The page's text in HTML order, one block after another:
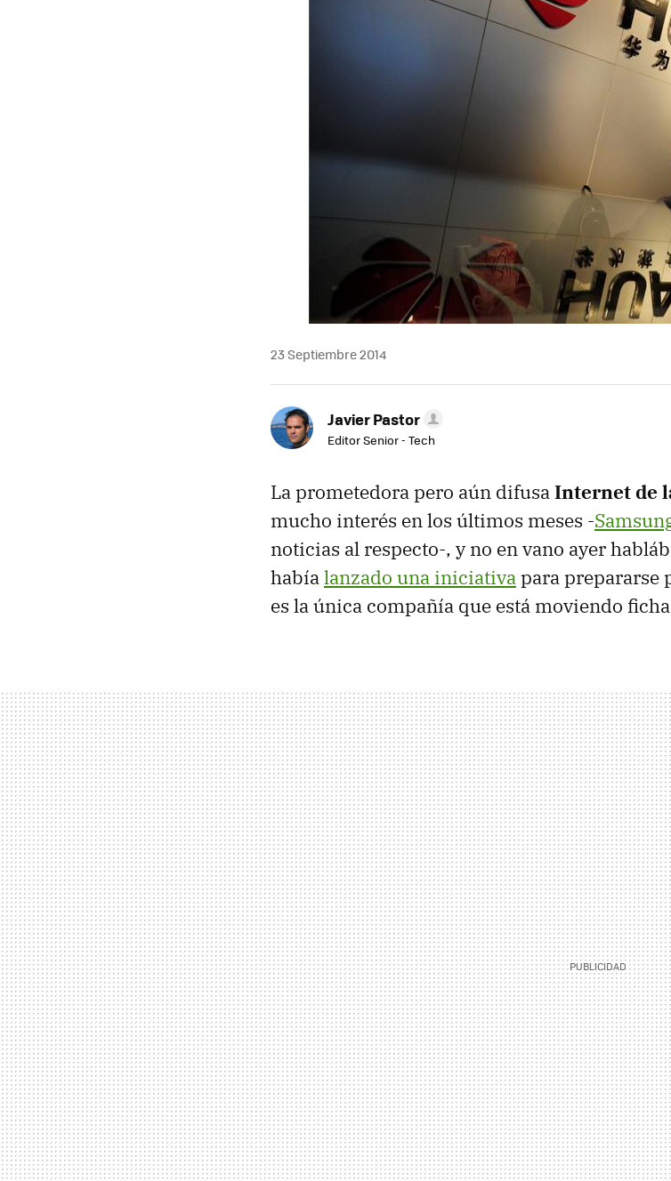
23 Septiembre 2014
Javier Pastor
Editor Senior - Tech
La prometedora pero aún difusaInternet de
mucho interés en los últimos meses -
noticias al respecto-, y no en vano ayer
habíalanzado una iniciativapara prepararse
es la única compañía que está moviendo